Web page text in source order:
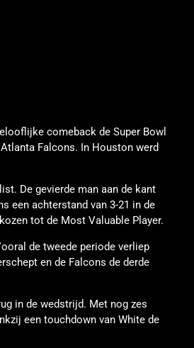
comeback de Super Bowl
Falcons. In Houston werd
De gevierde man aan de kant
een achterstand van 3-21 in de
tot de Most Valuable Player.
de tweede periode verliep
en de Falcons de derde
in de wedstrijd. Met nog zes
een touchdown van White de